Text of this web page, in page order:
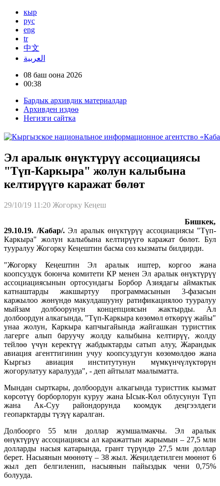
кыр
рус
eng
tr
中文
العربية
08 баш оона 2026
00:38
Бардык архивдик материалдар
Архивден издөө
Негизги сайтка
Эл аралык өнүктүрүү ассоциациясы
"Түп-Каркыра" жолун калыбына
келтирүүгө каражат бөлөт
29/10/19 11:20 Жогорку Кеңеш
Бишкек,
29.10.19. /Кабар/. Эл аралык өнүктүрүү ассоциациясы "Түп-
Каркыра" жолун калыбына келтирүүгө каражат бөлөт. Бул
тууралуу Жогорку Кеңештин басма сөз кызматы билдирди.
"Жогорку Кеңештин Эл аралык иштер, коргоо жана
коопсуздук боюнча комитети КР менен Эл аралык өнүктүрүү
ассоциациясынын ортосундагы Борбор Азиядагы аймактык
катнаштарды жакшыртуу программасынын 3-фазасын
каржылоо жөнүндө макулдашууну ратификациялоо тууралуу
мыйзам долбоорунун концепциясын жактырды. Ал
долбоордун алкагында, "Түп-Каркыра көзөмөл өткөрүү жайы"
унаа жолун, Каркыра капчыгайында жайгашкан туристтик
лагерге алып баруучу жолду калыбына келтирүү, жолду
тейлөө үчүн керектүү жабдыктарды сатып алуу, Жарандык
авиация агенттигинин учуу коопсуздугун көзөмөлдөө жана
Кыргыз авиация институтунун мүмкүнчүлүктөрүн
жогорулатуу каралууда", - деп айтылат маалыматта.
Мындан сырткары, долбоордун алкагында туристтик кызмат
көрсөтүү борборлорун куруу жана Ысык-Көл облусунун Түп
жана Ак-Суу райондорунда коомдук деңгээлдеги
геопарктарды түзүү каралган.
Долбоорго 55 млн доллар жумшалмакчы. Эл аралык
өнүктүрүү ассоциациясы ал каражаттын жарымын – 27,5 млн
долларды насыя катарында, грант түрүндө 27,5 млн доллар
берет. Насыянын мөөнөтү – 38 жыл. Жеңилдетилген мөөнөт 6
жыл деп белгиленип, насыянын пайыздык чени 0,75%
болууда.